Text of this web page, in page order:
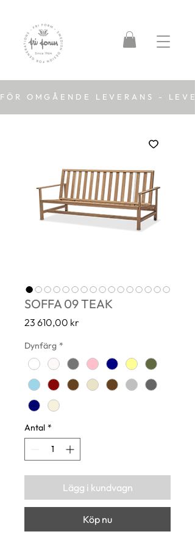
FÖR OMGÅENDE LEVERANS -
SOFFA 09 TEAK
23 610,00 kr
Dynfärg *
Antal *
Lägg i kundvagn
Köp nu